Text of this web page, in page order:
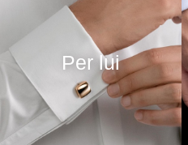
Per lui